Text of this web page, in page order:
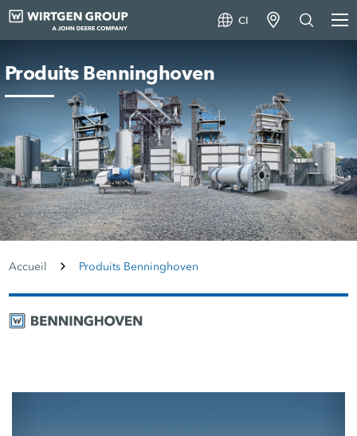
CI
Produits Benninghoven
Accueil Produits Benninghoven